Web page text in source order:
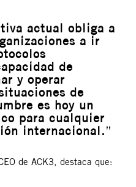
actual obliga a
a ir
de
y operar
de
es hoy un
para cualquier
internacional.”
CEO de ACK3, destaca que: